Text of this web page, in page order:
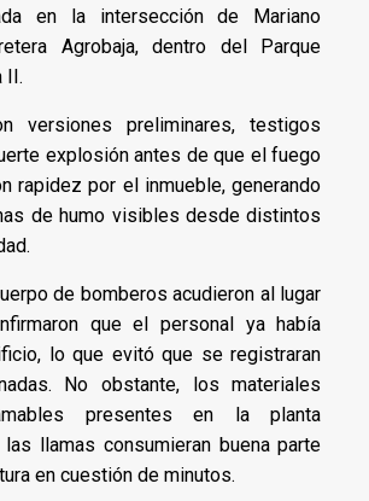
en la intersección de Mariano
Agrobaja, dentro del Parque
II.
versiones preliminares, testigos
explosión antes de que el fuego
rapidez por el inmueble, generando
de humo visibles desde distintos
de bomberos acudieron al lugar
que el personal ya había
lo que evitó que se registraran
No obstante, los materiales
presentes en la planta
llamas consumieran buena parte
en cuestión de minutos.